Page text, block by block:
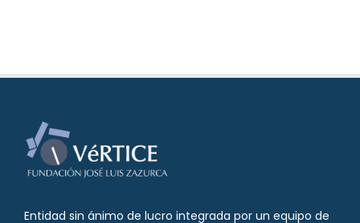
Entidad sin ánimo de lucro integrada por un equipo de